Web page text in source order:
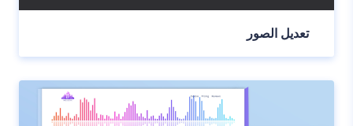
تعديل الصور